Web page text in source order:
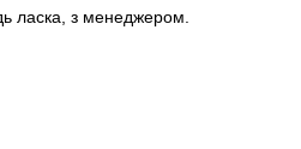
ласка, з менеджером.